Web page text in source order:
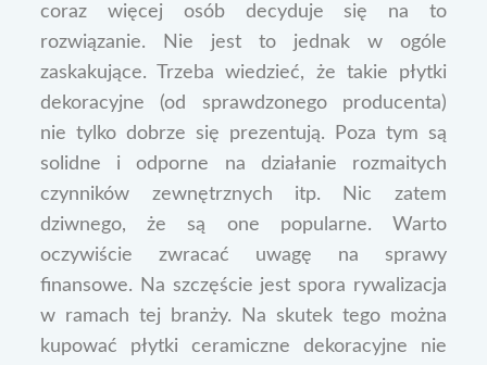
coraz więcej osób decyduje się na to
rozwiązanie. Nie jest to jednak w ogóle
zaskakujące. Trzeba wiedzieć, że takie płytki
dekoracyjne (od sprawdzonego producenta)
nie tylko dobrze się prezentują. Poza tym są
solidne i odporne na działanie rozmaitych
czynników zewnętrznych itp. Nic zatem
dziwnego, że są one popularne. Warto
oczywiście zwracać uwagę na sprawy
finansowe. Na szczęście jest spora rywalizacja
w ramach tej branży. Na skutek tego można
kupować płytki ceramiczne dekoracyjne nie